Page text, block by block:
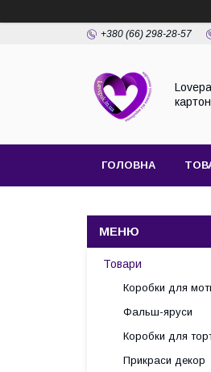
+380 (66) 298-28-57
ГОЛОВНА
Товари
Коробки для
Фальш-яруси
Коробки для
Прикраси декор